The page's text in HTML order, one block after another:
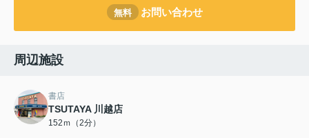
無料 お問い合わせ
周辺施設
書店
TSUTAYA 川越店
152ｍ（2分）